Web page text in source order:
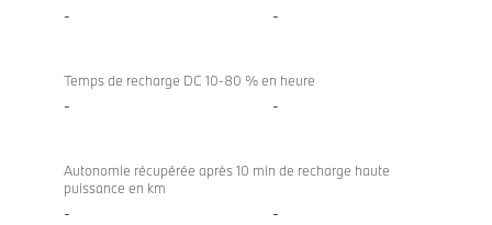
- -
Temps de recharge DC 10-80 % en heure
- -
Autonomie récupérée après 10 min de recharge haute
puissance en km
- -